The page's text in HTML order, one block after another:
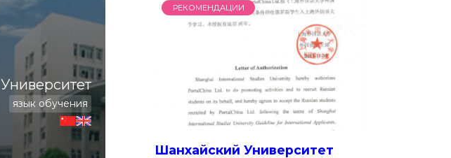
Университет
язык обучения
РЕКОМЕНДАЦИИ
Шанхайский Университет